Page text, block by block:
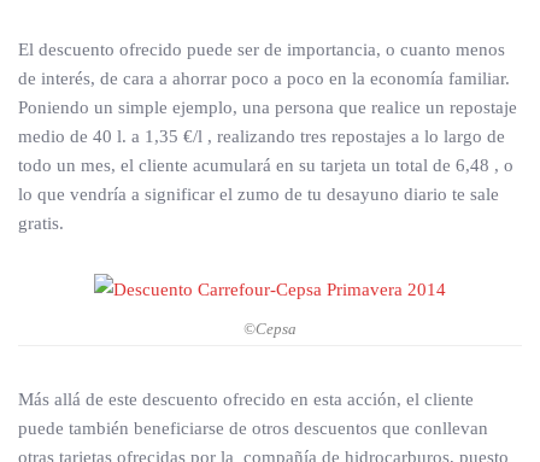
El descuento ofrecido puede ser de importancia, o cuanto menos
de interés, de cara a ahorrar poco a poco en la economía familiar.
Poniendo un simple ejemplo, una persona que realice un repostaje
medio de 40 l. a 1,35 €/l , realizando tres repostajes a lo largo de
todo un mes, el cliente acumulará en su tarjeta un total de 6,48 , o
lo que vendría a significar el zumo de tu desayuno diario te sale
gratis.
©Cepsa
Más allá de este descuento ofrecido en esta acción, el cliente
puede también beneficiarse de otros descuentos que conllevan
otras tarjetas ofrecidas por la compañía de hidrocarburos, puesto